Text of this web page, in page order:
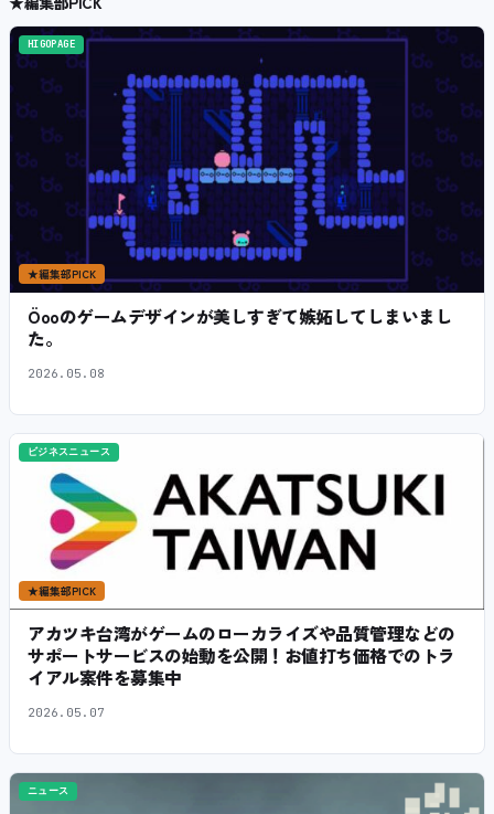
HIGOPAGE
★編集部PICK
Öooのゲームデザインが美しすぎて嫉妬してしまいまし
た。
2026.05.08
ビジネスニュース
★編集部PICK
アカツキ台湾がゲームのローカライズや品質管理などの
サポートサービスの始動を公開！お値打ち価格でのトラ
イアル案件を募集中
2026.05.07
ニュース